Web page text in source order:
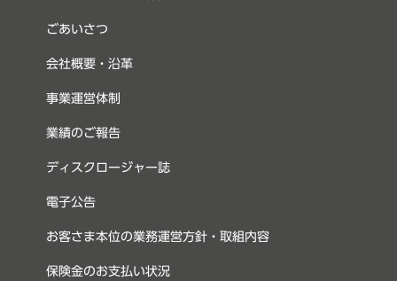
ごあいさつ
会社概要・沿革
事業運営体制
業績のご報告
ディスクロージャー誌
電子公告
お客さま本位の業務運営方針・取組内容
保険金のお支払い状況